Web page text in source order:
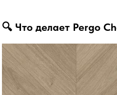
🔍 Что делает Pergo